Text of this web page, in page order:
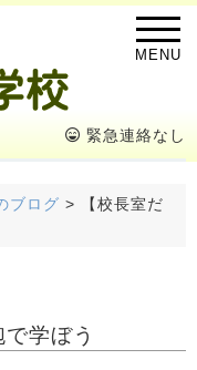
MENU
緊急連絡なし
ブログ >
【校長室だ
学ぼう